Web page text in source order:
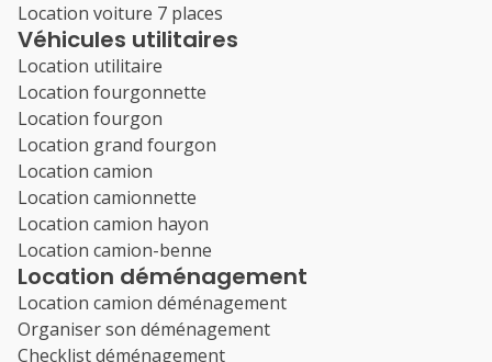
Location voiture 7 places
Véhicules utilitaires
Location utilitaire
Location fourgonnette
Location fourgon
Location grand fourgon
Location camion
Location camionnette
Location camion hayon
Location camion-benne
Location déménagement
Location camion déménagement
Organiser son déménagement
Checklist déménagement